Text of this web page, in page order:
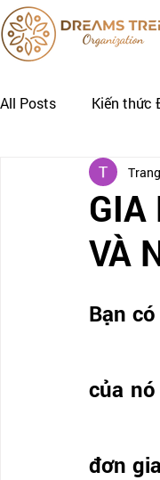
All Posts Kiến thức
Nhật Ký Định Cư
GIA
VÀ
Bạn
của
đơn